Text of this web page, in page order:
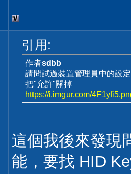
引用:
作者sdbb
請問試過裝置管理員中的設
把"允許"關掉
https://i.imgur.com/
這個我後來發現
能，要找 HID